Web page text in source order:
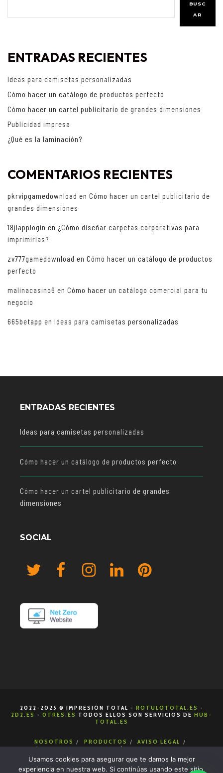
BUSC
AR
ENTRADAS RECIENTES
Ideas para camisetas personalizadas
Cómo hacer un catálogo de productos perfecto
Cómo hacer un cartel publicitario de grandes dimensiones
Publicidad impresa
¿Qué es la laminación?
COMENTARIOS RECIENTES
pkrvipgamedownload en Cómo hacer un cartel publicitario de
grandes dimensiones
18jlapplogin en ¿Cómo diseñar carpetas corporativas para
imprimirlas?
zv777gamedownload en Cómo hacer un catálogo de productos
perfecto
malinacasino6 en Cómo hacer un catálogo comercial para tu
negocio
665betapp en Ideas para camisetas personalizadas
ENTRADAS RECIENTES
Ideas para camisetas personalizadas
Cómo hacer un catálogo de productos perfecto
Cómo hacer un cartel publicitario de grandes
dimensiones
SOCIAL
2022-2025 ® IMPRESIÓN TOTAL - ROTULOTOTAL.ES -
2D2.ES - 0TRES.ES TODOS ELLOS SON SERVICIOS DE HUB-
TOTAL.ES
NOSOTROS PRODUCTOS
AVISO LEGAL
POLÍTICA DE COOKIES
POLÍTICA DE PRIVACIDAD
CONDICIONES DE VENTA
CONTACTA
Usamos cookies para asegurar que te damos la mejor
experiencia en nuestra web. Si continúas usando este sitio,